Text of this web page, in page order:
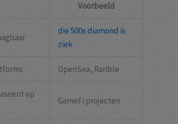
Voorbeeld
die 500x diamond is
ziek
OpenSea, Rarible
op
GameFi projecten